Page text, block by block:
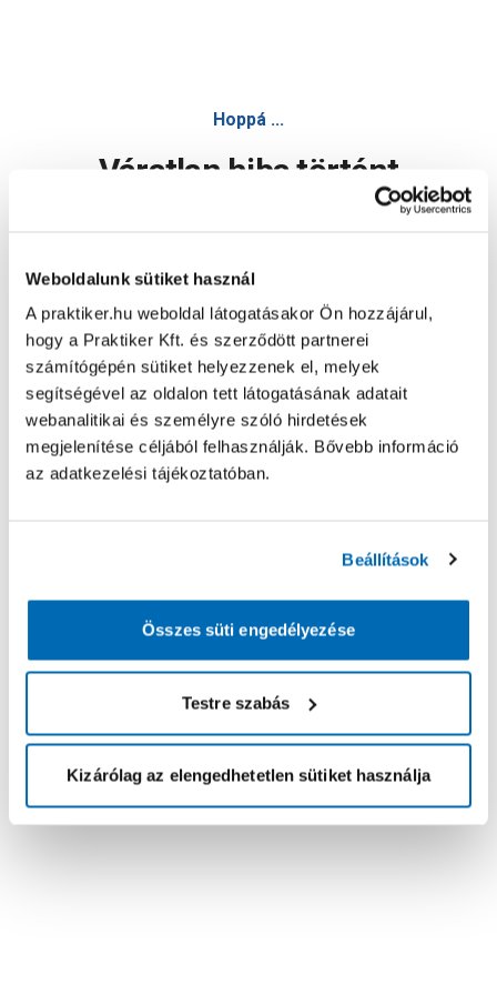
Weboldalunk sütiket használ
A praktiker.hu weboldal látogatásakor Ön hozzájárul,
hogy a Praktiker Kft. és szerződött partnerei
számítógépén sütiket helyezzenek el, melyek
segítségével az oldalon tett látogatásának adatait
webanalitikai és személyre szóló hirdetések
megjelenítése céljából felhasználják. Bővebb információ
az adatkezelési tájékoztatóban.
Beállítások
Összes süti engedélyezése
Testre szabás
Kizárólag az elengedhetetlen sütiket használja
Hoppá ...
Váratlan hiba történt
Oldal újratöltése